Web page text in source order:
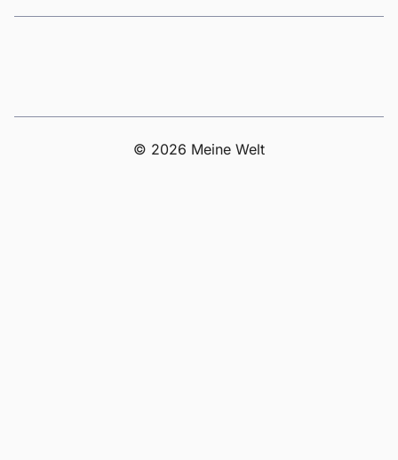
© 2026 Meine Welt